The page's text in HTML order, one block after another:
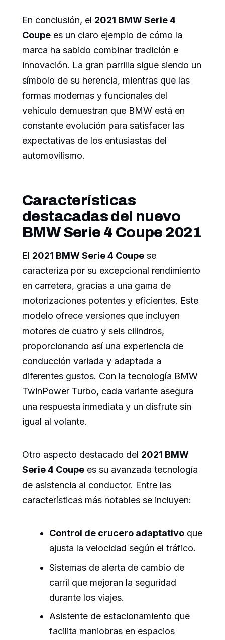
En conclusión, el 2021 BMW Serie 4
Coupe es un claro ejemplo de cómo la
marca ha sabido combinar tradición e
innovación. La gran parrilla sigue siendo un
símbolo de su herencia, mientras que las
formas modernas y funcionales del
vehículo demuestran que BMW está en
constante evolución para satisfacer las
expectativas de los entusiastas del
automovilismo.
Características
destacadas del nuevo
BMW Serie 4 Coupe 2021
El 2021 BMW Serie 4 Coupe se
caracteriza por su excepcional rendimiento
en carretera, gracias a una gama de
motorizaciones potentes y eficientes. Este
modelo ofrece versiones que incluyen
motores de cuatro y seis cilindros,
proporcionando así una experiencia de
conducción variada y adaptada a
diferentes gustos. Con la tecnología BMW
TwinPower Turbo, cada variante asegura
una respuesta inmediata y un disfrute sin
igual al volante.
Otro aspecto destacado del 2021 BMW
Serie 4 Coupe es su avanzada tecnología
de asistencia al conductor. Entre las
características más notables se incluyen:
Control de crucero adaptativo que
ajusta la velocidad según el tráfico.
Sistemas de alerta de cambio de
carril que mejoran la seguridad
durante los viajes.
Asistente de estacionamiento que
facilita maniobras en espacios